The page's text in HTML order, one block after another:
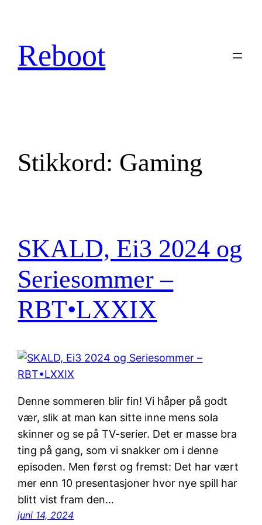
innhold
Reboot
Stikkord: Gaming
SKALD, Ei3 2024 og
Seriesommer –
RBT•LXXIX
Denne sommeren blir fin! Vi håper på godt
vær, slik at man kan sitte inne mens sola
skinner og se på TV-serier. Det er masse bra
ting på gang, som vi snakker om i denne
episoden. Men først og fremst: Det har vært
mer enn 10 presentasjoner hvor nye spill har
blitt vist fram den…
juni 14, 2024